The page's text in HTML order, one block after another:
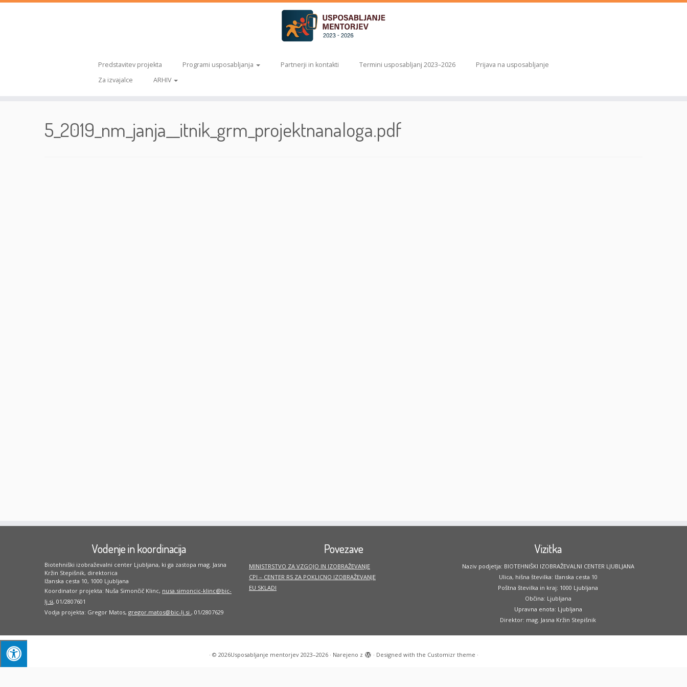
Predstavitev projekta Programi usposabljanja Partnerji in kontakti Termini usposabljanj 2023–2026
Prijava na usposabljanje
Za izvajalce
ARHIV
5_2019_nm_janja__itnik_grm_projektnanaloga.pdf
Vodenje in koordinacija
Biotehniški izobraževalni center Ljubljana, ki ga zastopa mag. Jasna
Kržin Stepišnik, direktorica
Ižanska cesta 10, 1000 Ljubljana
Koordinator projekta: Nuša Simončič Klinc, nusa.simoncic-klinc@bic-
lj.si, 01/2807601
Vodja projekta: Gregor Matos, gregor.matos@bic-lj.si , 01/2807629
Povezave
MINISTRSTVO ZA VZGOJO IN IZOBRAŽEVANJE
CPI – CENTER RS ZA POKLICNO IZOBRAŽEVANJE
EU SKLADI
Vizitka
Naziv podjetja: BIOTEHNIŠKI IZOBRAŽEVALNI CENTER LJUBLJANA
Ulica, hišna številka: Ižanska cesta 10
Poštna številka in kraj: 1000 Ljubljana
Občina: Ljubljana
Upravna enota: Ljubljana
Direktor: mag. Jasna Kržin Stepišnik
· © 2026Usposabljanje mentorjev 2023–2026· Narejeno z · Designed with the Customizr theme ·